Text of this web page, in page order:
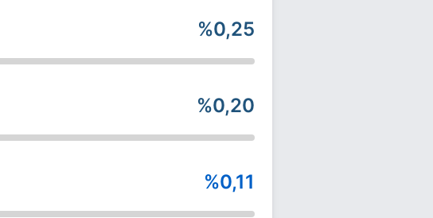
%0,25
%0,20
%0,11